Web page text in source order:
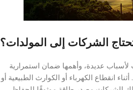
الشركات إلى المولدات؟
عديدة، وأهمها ضمان استمرارية
انقطاع الكهرباء أو الكوارث الطبيعية أو